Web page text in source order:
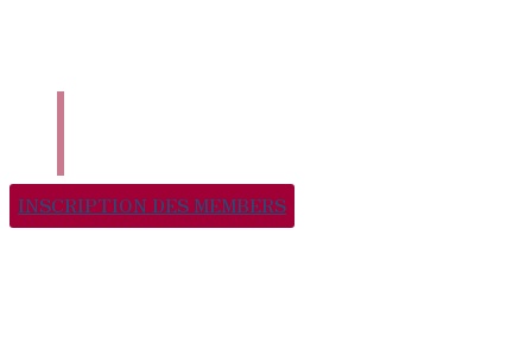
INSCRIPTION DES MEMBERS